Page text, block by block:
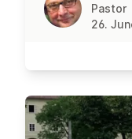
Pastor
26.